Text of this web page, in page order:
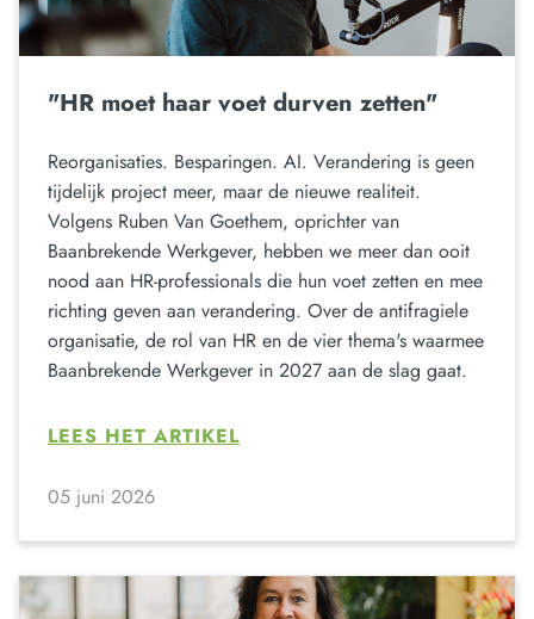
"HR moet haar voet durven zetten"
Reorganisaties. Besparingen. AI. Verandering is geen
tijdelijk project meer, maar de nieuwe realiteit.
Volgens Ruben Van Goethem, oprichter van
Baanbrekende Werkgever, hebben we meer dan ooit
nood aan HR-professionals die hun voet zetten en mee
richting geven aan verandering. Over de antifragiele
organisatie, de rol van HR en de vier thema's waarmee
Baanbrekende Werkgever in 2027 aan de slag gaat.
LEES HET ARTIKEL
05 juni 2026